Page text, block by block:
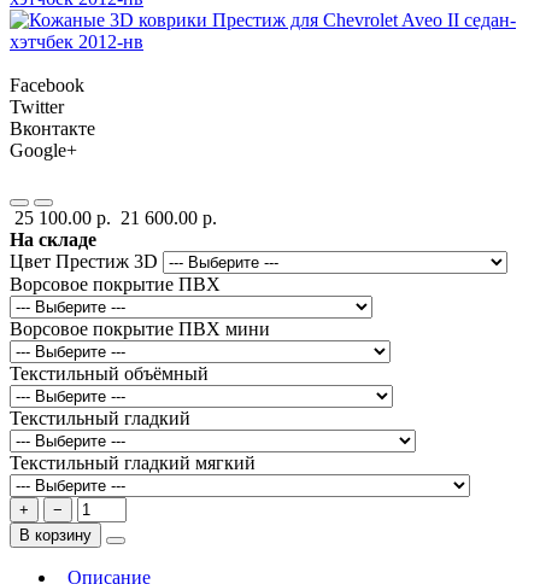
Facebook
Twitter
Вконтакте
Google+
25 100.00 р. 21 600.00 р.
На складе
Цвет Престиж 3D
Ворсовое покрытие ПВХ
Ворсовое покрытие ПВХ мини
Текстильный объёмный
Текстильный гладкий
Текстильный гладкий мягкий
+
−
В корзину
Описание